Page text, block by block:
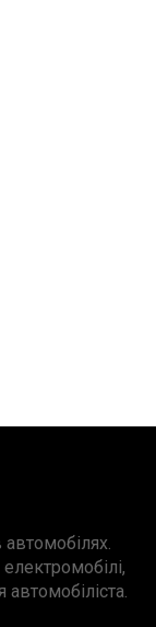
автомобілях.